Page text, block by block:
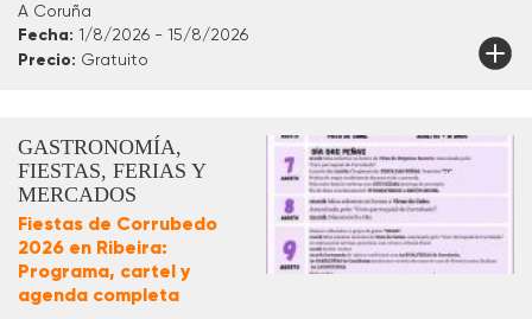
A Coruña
Fecha: 1/8/2026 - 15/8/2026
Precio: Gratuito
GASTRONOMÍA,
FIESTAS, FERIAS Y
MERCADOS
Fiestas de Corrubedo
2026 en Ribeira:
Programa, cartel y
agenda completa